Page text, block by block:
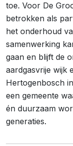
toe. Voor De
betrokken als
het onderhoud
samenwerking
gaan en blijft de
aardgasvrije wijk
Hertogenbosch
een gemeente
én duurzaam
generaties.